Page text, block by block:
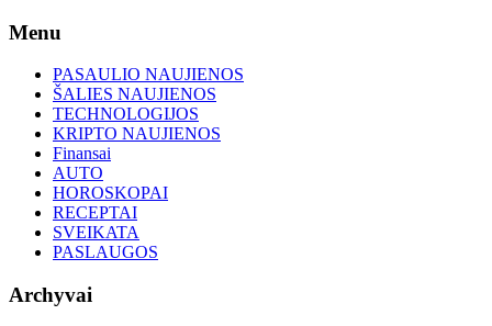
Skip
content
Menu
PASAULIO NAUJIENOS
ŠALIES NAUJIENOS
TECHNOLOGIJOS
KRIPTO NAUJIENOS
Finansai
AUTO
HOROSKOPAI
RECEPTAI
SVEIKATA
PASLAUGOS
Archyvai